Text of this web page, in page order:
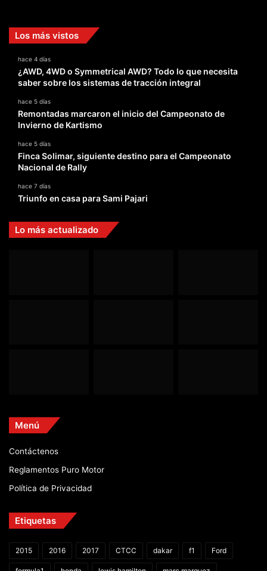
Los más vistos
hace 4 días
¿AWD, 4WD o Symmetrical AWD? Todo lo que necesita
saber sobre los sistemas de tracción integral
hace 5 días
Remontadas marcaron el inicio del Campeonato de
Invierno de Kartismo
hace 5 días
Finca Solimar, siguiente destino para el Campeonato
Nacional de Rally
hace 7 días
Triunfo en casa para Sami Pajari
Lo más actualizado
Menú
Contáctenos
Reglamentos Puro Motor
Política de Privacidad
Etiquetas
2015 2016 2017 CTCC dakar f1 Ford